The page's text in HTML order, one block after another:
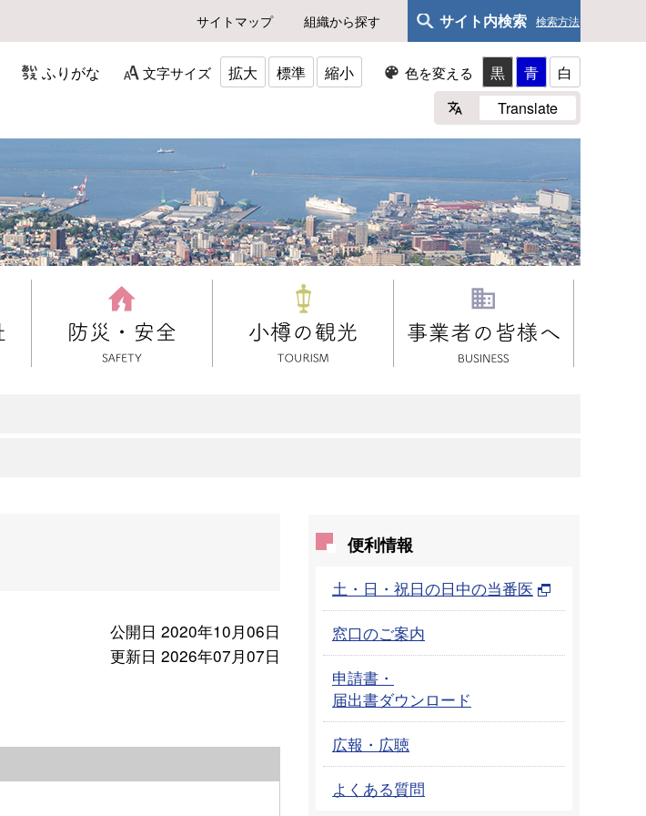
サイトマップ 組織から探す サイト内検索 検索方法
ふりがな 文字サイズ 拡大 標準 縮小 色を変える 黒 青
白
Translate
公開日 2020年10月06日
更新日 2026年07月07日
便利情報
土・日・祝日の日中の当番医
窓口のご案内
申請書・
届出書ダウンロード
広報・広聴
よくある質問